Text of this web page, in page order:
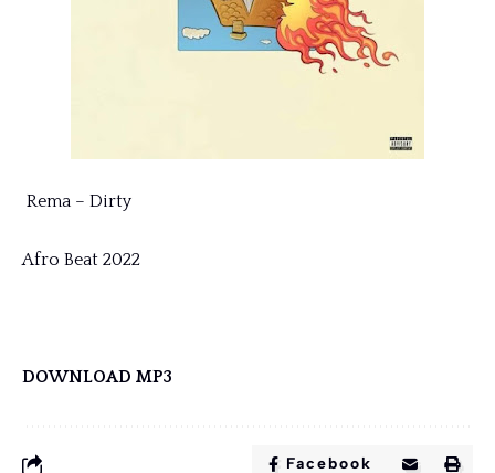
Rema – Dirty
Afro Beat 2022
DOWNLOAD MP3
Facebook